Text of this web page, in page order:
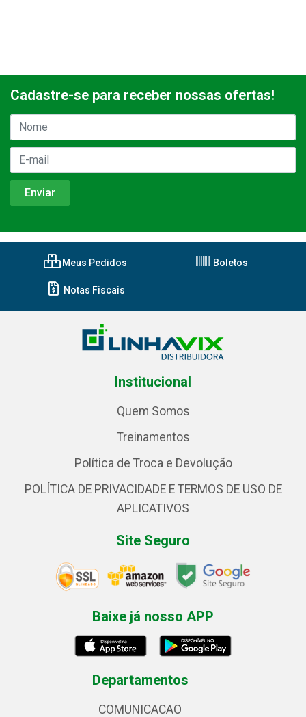
Cadastre-se para receber nossas ofertas!
Meus Pedidos Boletos
Notas Fiscais
Institucional
Quem Somos
Treinamentos
Política de Troca e Devolução
POLÍTICA DE PRIVACIDADE E TERMOS DE USO DE
APLICATIVOS
Site Seguro
Baixe já nosso APP
Departamentos
COMUNICACAO